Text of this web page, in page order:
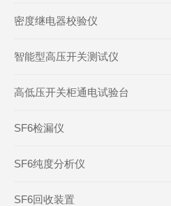
密度继电器校验仪
智能型高压开关测试仪
高低压开关柜通电试验台
SF6检漏仪
SF6纯度分析仪
SF6回收装置